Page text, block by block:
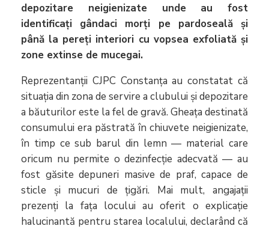
depozitare neigienizate unde au fost
identificați gândaci morți pe pardoseală și
până la pereți interiori cu vopsea exfoliată și
zone extinse de mucegai.
Reprezentanții CJPC Constanța au constatat că
situația din zona de servire a clubului și depozitare
a băuturilor este la fel de gravă. Gheața destinată
consumului era păstrată în chiuvete neigienizate,
în timp ce sub barul din lemn — material care
oricum nu permite o dezinfecție adecvată — au
fost găsite depuneri masive de praf, capace de
sticle și mucuri de țigări. Mai mult, angajații
prezenți la fața locului au oferit o explicație
halucinantă pentru starea localului, declarând că